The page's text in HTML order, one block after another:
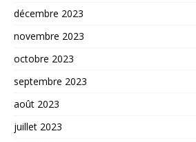
décembre 2023
novembre 2023
octobre 2023
septembre 2023
août 2023
juillet 2023